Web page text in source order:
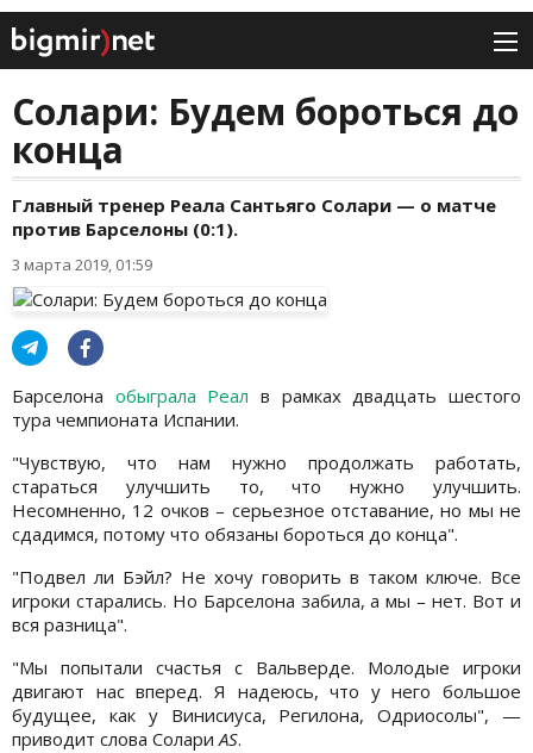
Солари: Будем бороться до
конца
Главный тренер Реала Сантьяго Солари — о матче
против Барселоны (0:1).
3 марта 2019, 01:59
Барселона обыграла Реал в рамках двадцать шестого
тура чемпионата Испании.
"Чувствую, что нам нужно продолжать работать,
стараться улучшить то, что нужно улучшить.
Несомненно, 12 очков – серьезное отставание, но мы не
сдадимся, потому что обязаны бороться до конца".
"Подвел ли Бэйл? Не хочу говорить в таком ключе. Все
игроки старались. Но Барселона забила, а мы – нет. Вот и
вся разница".
"Мы попытали счастья с Вальверде. Молодые игроки
двигают нас вперед. Я надеюсь, что у него большое
будущее, как у Винисиуса, Регилона, Одриосолы", —
приводит слова СолариAS.